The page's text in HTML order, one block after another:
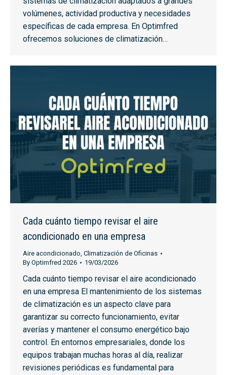
volúmenes, actividad productiva y necesidades
específicas de cada empresa. En Optimfred
ofrecemos soluciones de climatización…
Cada cuánto tiempo revisar el aire
acondicionado en una empresa
Aire acondicionado, Climatización de Oficinas
By Optimfred 2026 19/03/2026
Cada cuánto tiempo revisar el aire acondicionado
en una empresa El mantenimiento de los sistemas
de climatización es un aspecto clave para
garantizar su correcto funcionamiento, evitar
averías y mantener el consumo energético bajo
control. En entornos empresariales, donde los
equipos trabajan muchas horas al día, realizar
revisiones periódicas es fundamental para